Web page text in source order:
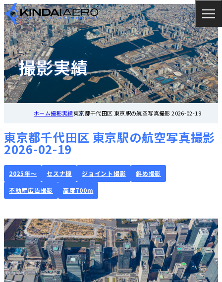
撮影実績
ホーム撮影実績東京都千代田区 東京駅の航空写真撮影 2026-02-19
東京都千代田区 東京駅の航空写真撮影
2026-02-19
2025年～ セスナ機 ジョイント撮影
斜め撮影
不動産広告撮影
高度700m